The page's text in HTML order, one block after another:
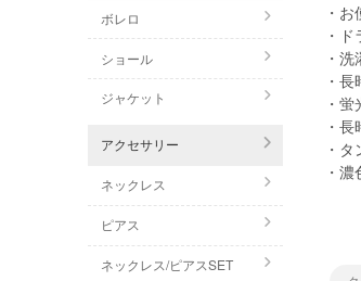
ボレロ
ショール
ジャケット
アクセサリー
ネックレス
ピアス
ネックレス/ピアスSET
・
・
・
・
・
・
・
・